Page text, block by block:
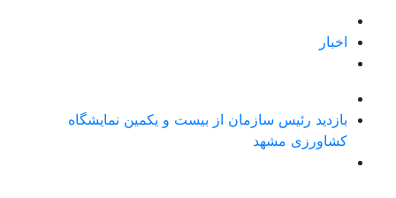
اخبار
بازدید رئیس سازمان از بیست و یکمین نمایشگاه
کشاورزی مشهد